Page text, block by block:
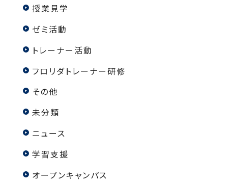
授業見学
ゼミ活動
トレーナー活動
フロリダトレーナー研修
その他
未分類
ニュース
学習支援
オープンキャンパス